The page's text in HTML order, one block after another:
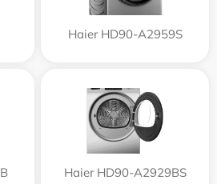
Haier HD90-A2959S
Haier HD90-A2929BS